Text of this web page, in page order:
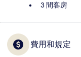
3 間客房
費用和規定